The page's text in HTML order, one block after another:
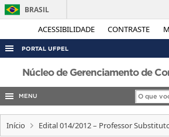
ACESSIBILIDADE CONTRASTE
BRASIL
PORTAL UFPEL
ACESSO À INFORMAÇÃO
AUDITORIA
CONCURSOS
Núcleo de Gerenciamento de
MENU
Início Edital 014/2012 – Professor